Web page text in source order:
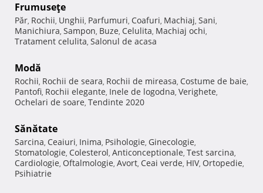
Frumuseţe
Păr, Rochii, Unghii, Parfumuri, Coafuri, Machiaj, Sani,
Manichiura, Sampon, Buze, Celulita, Machiaj ochi,
Tratament celulita, Salonul de acasa
Modă
Rochii, Rochii de seara, Rochii de mireasa, Costume de baie,
Pantofi, Rochii elegante, Inele de logodna, Verighete,
Ochelari de soare, Tendinte 2020
Sănătate
Sarcina, Ceaiuri, Inima, Psihologie, Ginecologie,
Stomatologie, Colesterol, Anticonceptionale, Test sarcina,
Cardiologie, Oftalmologie, Avort, Ceai verde, HIV, Ortopedie,
Psihiatrie